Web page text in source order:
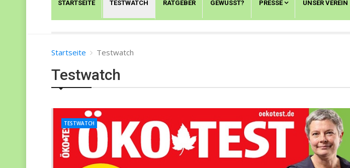
STARTSEITE TESTWATCH RATGEBER GEWUSST? PRESSE UNSER VEREIN
Startseite Testwatch
Testwatch
TESTWATCH